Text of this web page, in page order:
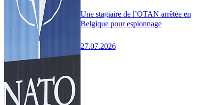
Une stagiaire de l’OTAN arrêtée en
Belgique pour espionnage
27.07.2026